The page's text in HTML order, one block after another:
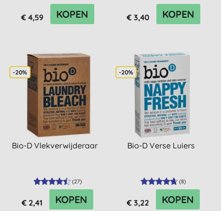
€ 4,59 KOPEN € 3,40 KOPEN
-20%
Bio-D Vlekverwijderaar
(27)
€ 2,41 KOPEN
-20%
Bio-D Verse Luiers
(8)
€ 3,22 KOPEN